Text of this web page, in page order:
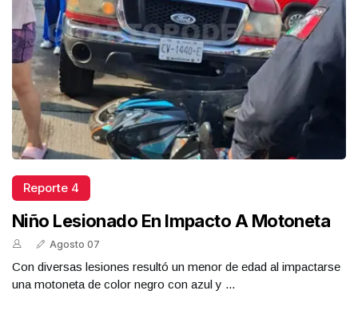
Reporte 4
Niño Lesionado En Impacto A Motoneta
Agosto 07
Con diversas lesiones resultó un menor de edad al impactarse
una motoneta de color negro con azul y ...